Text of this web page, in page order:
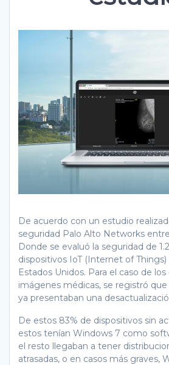
De acuerdo con un estudio
seguridad Palo Alto Networks
Donde se evaluó la seguridad de
dispositivos IoT (Internet of
Estados Unidos. Para el caso de
imágenes médicas, se registró
ya presentaban una
De estos 83% de dispositivos sin
estos tenían Windows 7 como
el resto llegaban a tener
atrasadas, o en casos más graves,